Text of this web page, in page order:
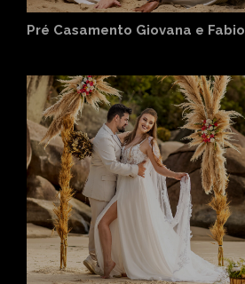
Pré Casamento Giovana e Fabio